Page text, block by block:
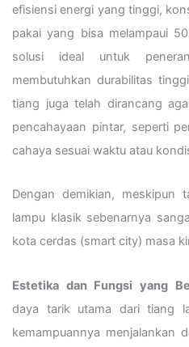
efisiensi energi yang tinggi,
pakai yang bisa melampaui
solusi ideal untuk
membutuhkan durabilitas
tiang juga telah dirancang
pencahayaan pintar, seperti
cahaya sesuai waktu atau
Dengan demikian, meskipun
lampu klasik sebenarnya
kota cerdas (smart city) masa
Estetika dan Fungsi yang
daya tarik utama dari tiang
kemampuannya menjalankan